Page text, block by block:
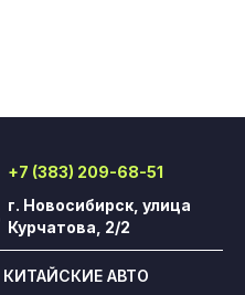
+7 (383) 209-68-51
г. Новосибирск, улица
Курчатова, 2/2
КИТАЙСКИЕ АВТО